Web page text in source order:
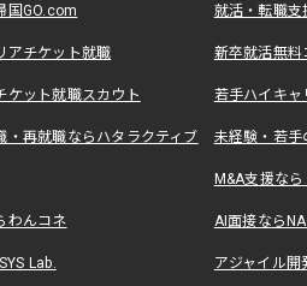
国GO.com 就活・転職
アチケット就職 新卒就活無料
ケット就職スカウト 若手ハイキ
・再就職ならハタラクティブ 未経験・若手
M&A支援な
わんコネ AI面接なら
Lab. アジャイル